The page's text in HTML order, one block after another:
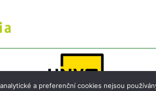
a preferenční cookies nejsou